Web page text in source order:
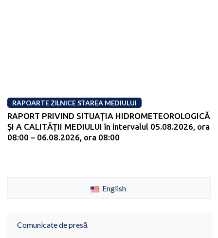
RAPOARTE ZILNICE STAREA MEDIULUI
RAPORT PRIVIND SITUAŢIA HIDROMETEOROLOGICĂ
ŞI A CALITĂŢII MEDIULUI în intervalul 05.08.2026, ora
08:00 – 06.08.2026, ora 08:00
English
Comunicate de presă